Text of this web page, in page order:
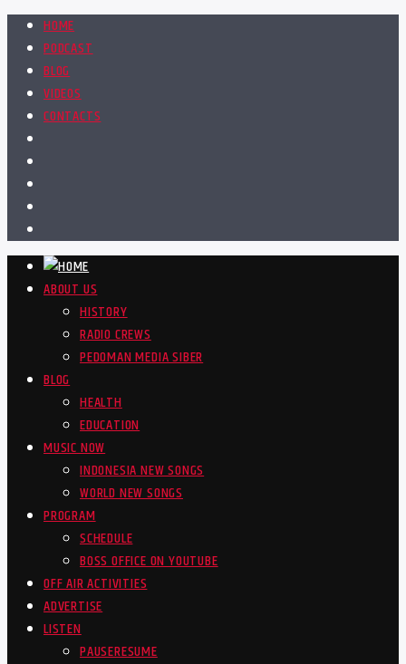
HOME
PODCAST
BLOG
VIDEOS
CONTACTS
ABOUT US
HISTORY
RADIO CREWS
PEDOMAN MEDIA SIBER
BLOG
HEALTH
EDUCATION
MUSIC NOW
INDONESIA NEW SONGS
WORLD NEW SONGS
PROGRAM
SCHEDULE
BOSS OFFICE ON YOUTUBE
OFF AIR ACTIVITIES
ADVERTISE
LISTEN
PAUSERESUME